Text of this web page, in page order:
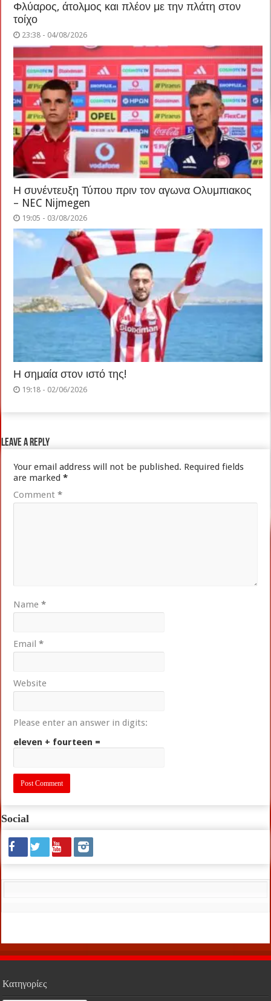
Φλύαρος, άτολμος και πλέον με την πλάτη στον
τοίχο
23:38 - 04/08/2026
Η συνέντευξη Τύπου πριν τον αγωνα Ολυμπιακος
– NEC Nijmegen
19:05 - 03/08/2026
Η σημαία στον ιστό της!
19:18 - 02/06/2026
Leave a Reply
Your email address will not be published. Required fields
are marked*
Comment*
Name*
Email*
Website
Please enter an answer in digits:
eleven + fourteen =
Social
Κατηγορίες